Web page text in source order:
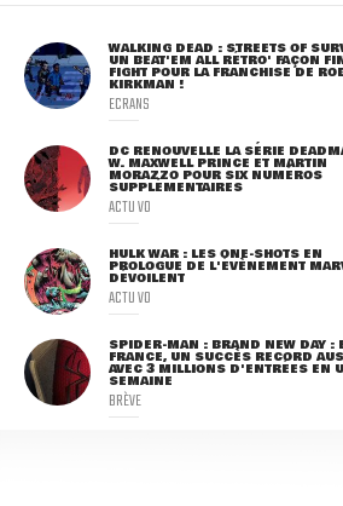
WALKING DEAD : STREETS OF
UN BEAT'EM ALL RÉTRO' FAÇON
FIGHT POUR LA FRANCHISE DE
KIRKMAN !
ECRANS
DC RENOUVELLE LA SÉRIE
W. MAXWELL PRINCE ET MARTIN
MORAZZO POUR SIX NUMÉROS
SUPPLÉMENTAIRES
ACTU VO
HULK WAR : LES ONE-SHOTS EN
PROLOGUE DE L'ÉVÈNEMENT
DÉVOILENT
ACTU VO
SPIDER-MAN : BRAND NEW DAY :
FRANCE, UN SUCCÈS RECORD
AVEC 3 MILLIONS D'ENTRÉES EN
SEMAINE
BRÈVE